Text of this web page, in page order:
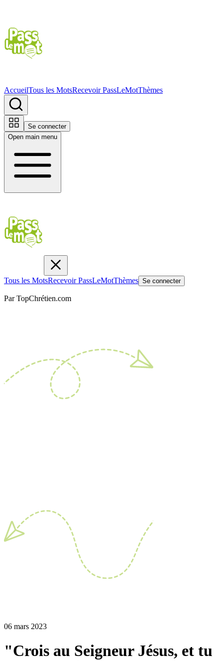
AccueilTous les MotsRecevoir PassLeMotThèmes
Se connecter
Open main menu
Tous les MotsRecevoir PassLeMotThèmes Se connecter
Par TopChrétien.com
06 mars 2023
"Crois au Seigneur Jésus, et tu